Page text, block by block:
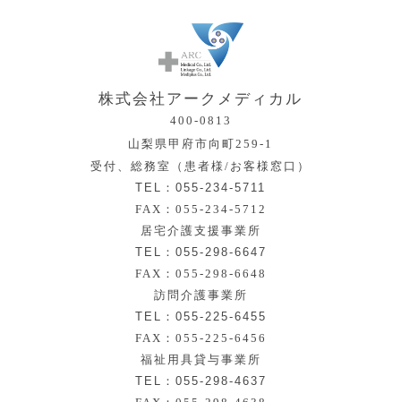
株式会社アークメディカル
400-0813
山梨県甲府市向町259-1
受付、総務室（患者様/お客様窓口）
TEL：055-234-5711
FAX：055-234-5712
居宅介護支援事業所
TEL：055-298-6647
FAX：055-298-6648
訪問介護事業所
TEL：055-225-6455
FAX：055-225-6456
福祉用具貸与事業所
TEL：055-298-4637